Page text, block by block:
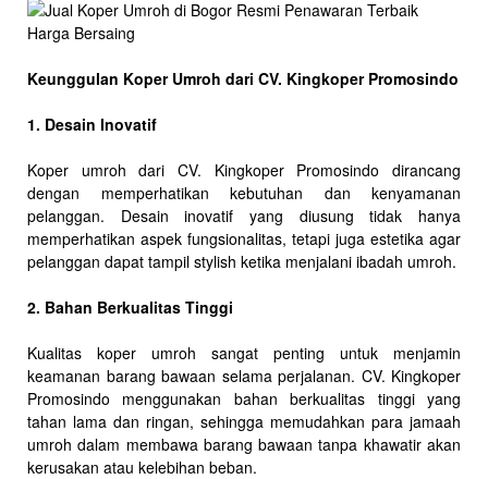
Keunggulan Koper Umroh dari CV. Kingkoper Promosindo
1. Desain Inovatif
Koper umroh dari CV. Kingkoper Promosindo dirancang
dengan memperhatikan kebutuhan dan kenyamanan
pelanggan. Desain inovatif yang diusung tidak hanya
memperhatikan aspek fungsionalitas, tetapi juga estetika agar
pelanggan dapat tampil stylish ketika menjalani ibadah umroh.
2. Bahan Berkualitas Tinggi
Kualitas koper umroh sangat penting untuk menjamin
keamanan barang bawaan selama perjalanan. CV. Kingkoper
Promosindo menggunakan bahan berkualitas tinggi yang
tahan lama dan ringan, sehingga memudahkan para jamaah
umroh dalam membawa barang bawaan tanpa khawatir akan
kerusakan atau kelebihan beban.